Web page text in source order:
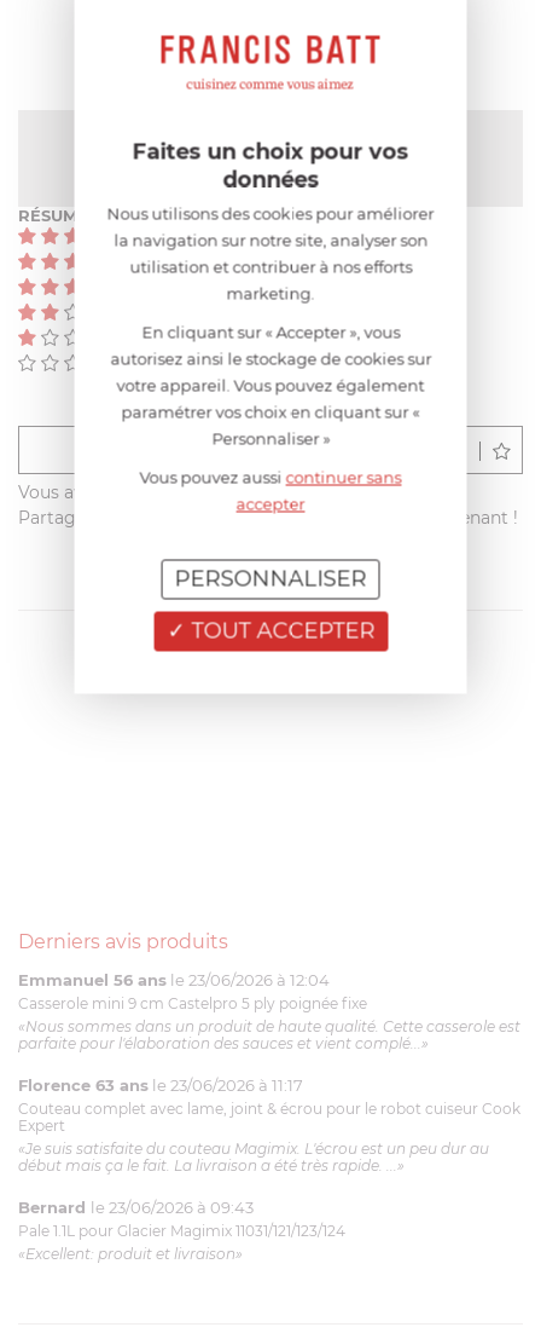
NOTE MOYENNE
Pas encore de note
RÉSUMÉ
(0)
(0)
(0)
(0)
Déposer un avis
Vous avez acheté ce produit sur francisbatt.com ?
Partagez votre avis avec les autres clients dès maintenant !
Derniers avis produits
Emmanuel 56 ans le 23/06/2026 à 12:04
Casserole mini 9 cm Castelpro 5 ply poignée fixe
«Nous sommes dans un produit de haute qualité. Cette casserole est
parfaite pour l'élaboration des sauces et vient complé...»
Florence 63 ans le 23/06/2026 à 11:17
Couteau complet avec lame, joint & écrou pour le robot cuiseur Cook
Expert
«Je suis satisfaite du couteau Magimix. L'écrou est un peu dur au
début mais ça le fait. La livraison a été très rapide. ...»
Bernard le 23/06/2026 à 09:43
Pale 1.1L pour Glacier Magimix 11031/121/123/124
«Excellent: produit et livraison»
Faites un choix pour vos
données
Nous utilisons des cookies pour améliorer
la navigation sur notre site, analyser son
utilisation et contribuer à nos efforts
marketing.
En cliquant sur « Accepter », vous
autorisez ainsi le stockage de cookies sur
votre appareil. Vous pouvez également
paramétrer vos choix en cliquant sur «
Personnaliser »
Vous pouvez aussicontinuer sans
accepter
TOUT ACCEPTER
PERSONNALISER